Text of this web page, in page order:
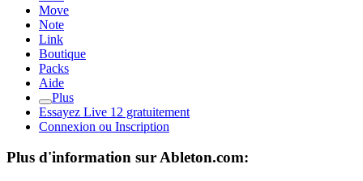
Move
Note
Link
Boutique
Packs
Aide
Plus
Essayez Live 12 gratuitement
Connexion ou Inscription
Plus d'information sur Ableton.com: